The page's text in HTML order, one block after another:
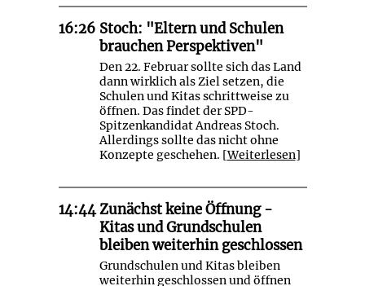
16:26 Stoch: "Eltern und Schulen
brauchen Perspektiven"
Den 22. Februar sollte sich das Land
dann wirklich als Ziel setzen, die
Schulen und Kitas schrittweise zu
öffnen. Das findet der SPD-
Spitzenkandidat Andreas Stoch.
Allerdings sollte das nicht ohne
Konzepte geschehen. [Weiterlesen]
14:44 Zunächst keine Öffnung -
Kitas und Grundschulen
bleiben weiterhin geschlossen
Grundschulen und Kitas bleiben
weiterhin geschlossen und öffnen